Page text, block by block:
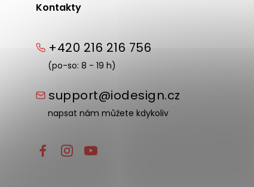
Kontakty
+420 216 216 756
(po-so: 8 - 19 h)
support@iodesign.cz
napsat nám můžete kdykoliv